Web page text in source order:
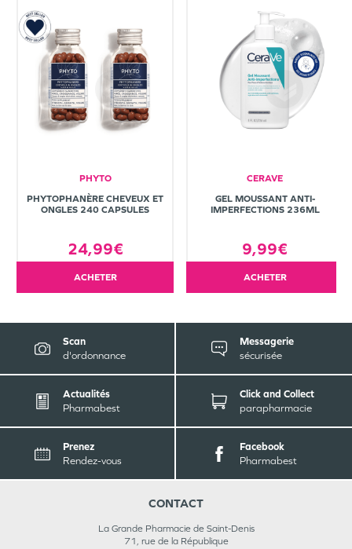
PHYTO
PHYTOPHANÈRE CHEVEUX ET
ONGLES 240 CAPSULES
24,99€
ACHETER
CERAVE
GEL MOUSSANT ANTI-
IMPERFECTIONS 236ML
9,99€
ACHETER
Scan
d'ordonnance
Messagerie
sécurisée
Actualités
Pharmabest
Click and Collect
parapharmacie
Prenez
Rendez-vous
Facebook
Pharmabest
CONTACT
La Grande Pharmacie de Saint-Denis
71, rue de la République